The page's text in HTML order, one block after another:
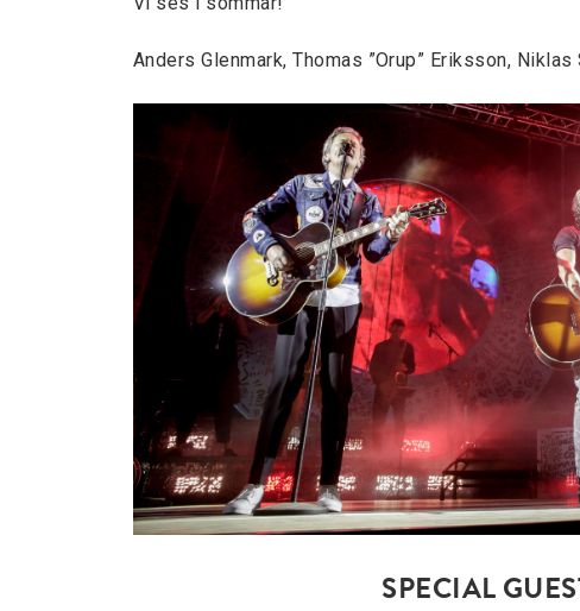
Anders Glenmark, Thomas ”Orup” Eriksson,
SPECIAL